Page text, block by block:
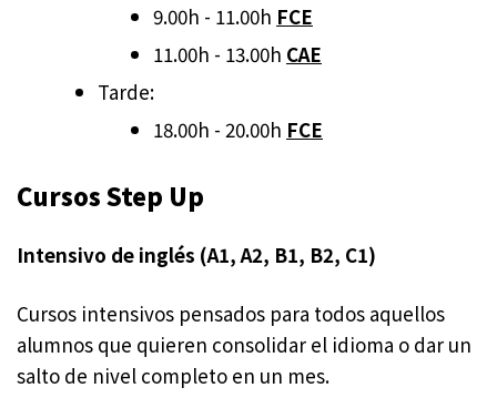
9.00h - 11.00h FCE
11.00h - 13.00h CAE
Tarde:
18.00h - 20.00h FCE
Cursos Step Up
Intensivo de inglés (A1, A2, B1, B2, C1)
Cursos intensivos pensados para todos aquellos
alumnos que quieren consolidar el idioma o dar un
salto de nivel completo en un mes.